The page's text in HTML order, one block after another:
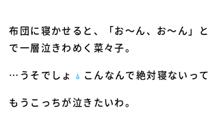
布団に寝かせると、「お～ん、お～ん」
で一層泣きわめく菜々子。
…うそでしょ
こんなんで絶対寝ないって
もうこっちが泣きたいわ。